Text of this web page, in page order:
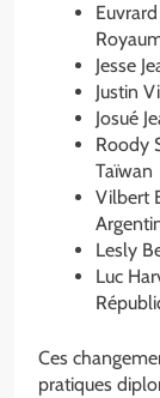
Jesse
Justin
Josué
Roody
Taïwan
Vilbert
Lesly
Luc
Ces
pratiques